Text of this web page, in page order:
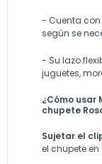
- Cuenta con
según se
- Su lazo
juguetes,
¿Cómo usar
chupete
Sujetar el
el chupete en